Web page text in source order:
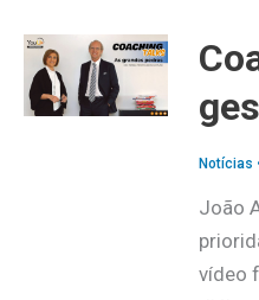
Notícias
João
vídeo